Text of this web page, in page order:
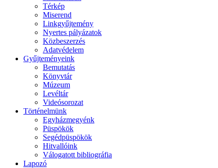
Térkép
Miserend
Linkgyűjtemény
Nyertes pályázatok
Közbeszerzés
Adatvédelem
Gyűjteményeink
Bemutatás
Könyvtár
Múzeum
Levéltár
Videósorozat
Történelmünk
Egyházmegyénk
Püspökök
Segédpüspökök
Hitvallóink
Válogatott bibliográfia
Lapozó